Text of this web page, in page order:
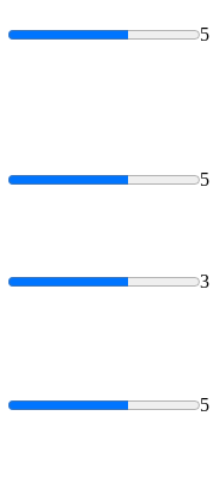
5
5
3
5